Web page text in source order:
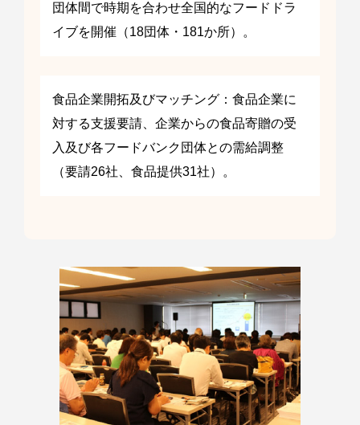
団体間で時期を合わせ全国的なフードドラ
イブを開催（18団体・181か所）。
食品企業開拓及びマッチング：食品企業に
対する支援要請、企業からの食品寄贈の受
入及び各フードバンク団体との需給調整
（要請26社、食品提供31社）。